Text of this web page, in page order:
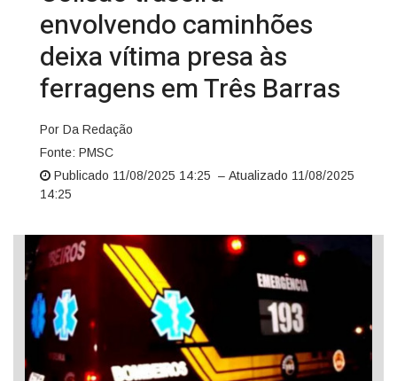
envolvendo caminhões
deixa vítima presa às
ferragens em Três Barras
Por Da Redação
Fonte: PMSC
Publicado 11/08/2025 14:25 – Atualizado 11/08/2025
14:25